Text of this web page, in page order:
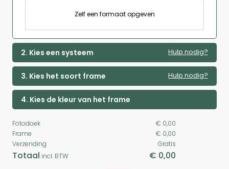
Zelf een formaat opgeven
2. Kies een systeem Hulp nodig?
3. Kies het soort frame Hulp nodig?
4. Kies de kleur van het frame
Fotodoek
€ 0,00
Frame
€ 0,00
Verzending
Gratis
Totaal incl. BTW € 0,00